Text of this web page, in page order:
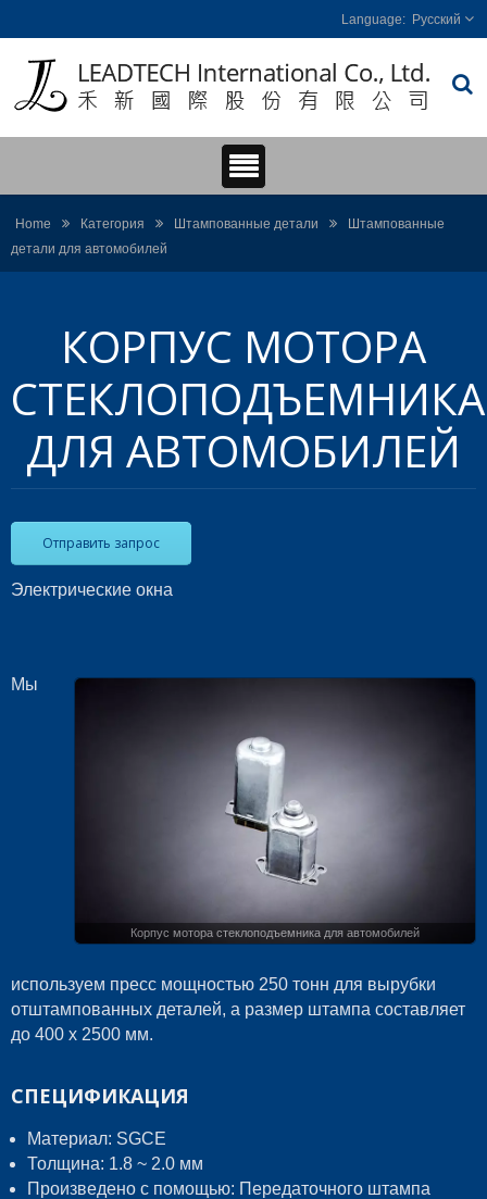
Русский
Home Категория Штампованные детали
Штампованные
детали для автомобилей
КОРПУС МОТОРА
СТЕКЛОПОДЪЕМНИКА
ДЛЯ АВТОМОБИЛЕЙ
Отправить запрос
Электрические окна
Корпус мотора стеклоподъемника для автомобилей
Мы
используем пресс мощностью 250 тонн для вырубки
отштампованных деталей, а размер штампа составляет
до 400 x 2500 мм.
СПЕЦИФИКАЦИЯ
Материал: SGCE
Толщина: 1.8 ~ 2.0 мм
Произведено с помощью: Передаточного штампа